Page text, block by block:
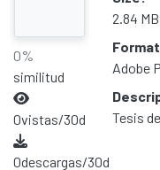
0%
similitud
0vistas/30d
0descargas/30d
2.84 MB
Adobe
Tesis